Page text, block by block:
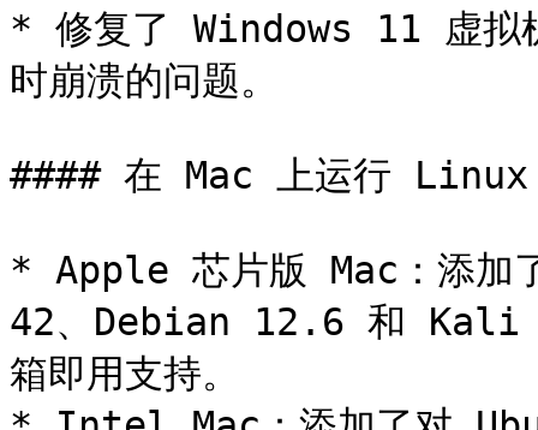
* 修复了 Windows 11 虚拟
时崩溃的问题。
#### 在 Mac 上运行 Linux
* Apple 芯片版 Mac：添
42、Debian 12.6 和 Kali
箱即用支持。